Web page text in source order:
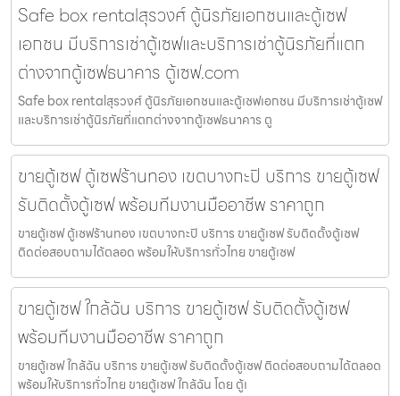
Safe box rentalสุรวงศ์ ตู้นิรภัยเอกชนและตู้เซฟ
เอกชน มีบริการเช่าตู้เซฟและบริการเช่าตู้นิรภัยที่แตก
ต่างจากตู้เซฟธนาคาร ตู้เซฟ.com
Safe box rentalสุรวงศ์ ตู้นิรภัยเอกชนและตู้เซฟเอกชน มีบริการเช่าตู้เซฟ
และบริการเช่าตู้นิรภัยที่แตกต่างจากตู้เซฟธนาคาร ตู
ขายตู้เซฟ ตู้เซฟร้านทอง เขตบางกะปิ บริการ ขายตู้เซฟ
รับติดตั้งตู้เซฟ พร้อมทีมงานมืออาชีพ ราคาถูก
ขายตู้เซฟ ตู้เซฟร้านทอง เขตบางกะปิ บริการ ขายตู้เซฟ รับติดตั้งตู้เซฟ
ติดต่อสอบถามได้ตลอด พร้อมให้บริการทั่วไทย ขายตู้เซฟ
ขายตู้เซฟ ใกล้ฉัน บริการ ขายตู้เซฟ รับติดตั้งตู้เซฟ
พร้อมทีมงานมืออาชีพ ราคาถูก
ขายตู้เซฟ ใกล้ฉัน บริการ ขายตู้เซฟ รับติดตั้งตู้เซฟ ติดต่อสอบถามได้ตลอด
พร้อมให้บริการทั่วไทย ขายตู้เซฟ ใกล้ฉัน โดย ตู้เ